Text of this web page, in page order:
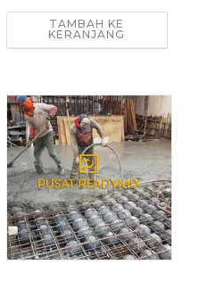
TAMBAH KE
KERANJANG